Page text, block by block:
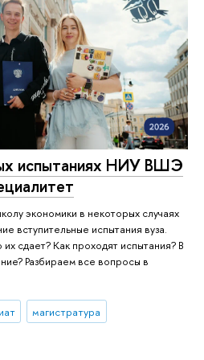
испытаниях НИУ ВШЭ
экономики в некоторых случаях
вступительные испытания вуза.
сдает? Как проходят испытания? В
Разбираем все вопросы в
магистратура